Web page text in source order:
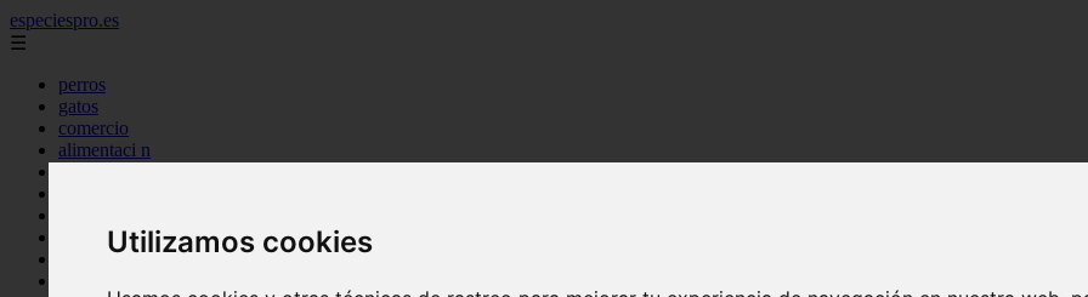
Utilizamos cookies
especiespro.es
☰
perros
gatos
comercio
alimentaci n
tenencia responsable